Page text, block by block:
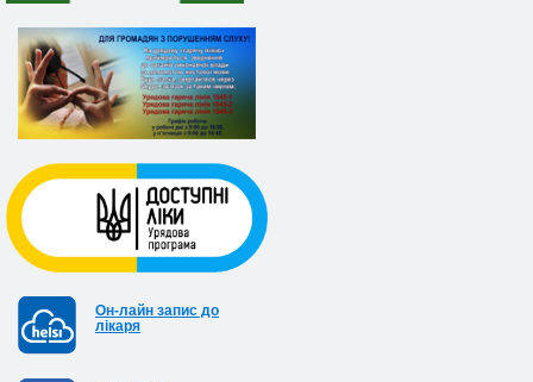
Он-лайн запис до
лікаря